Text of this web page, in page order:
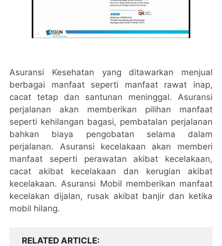
Asuransi Kesehatan yang ditawarkan menjual
berbagai manfaat seperti manfaat rawat inap,
cacat tetap dan santunan meninggal. Asuransi
perjalanan akan memberikan pilihan manfaat
seperti kehilangan bagasi, pembatalan perjalanan
bahkan biaya pengobatan selama dalam
perjalanan. Asuransi kecelakaan akan memberi
manfaat seperti perawatan akibat kecelakaan,
cacat akibat kecelakaan dan kerugian akibat
kecelakaan. Asuransi Mobil memberikan manfaat
kecelakan dijalan, rusak akibat banjir dan ketika
mobil hilang.
RELATED ARTICLE